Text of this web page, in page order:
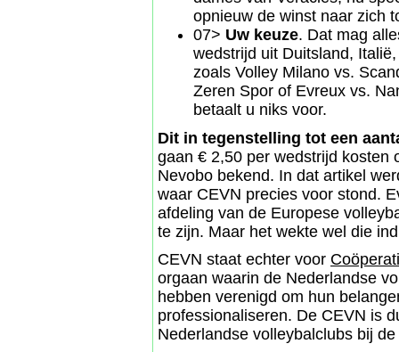
opnieuw de winst naar zich
07> Uw keuze. Dat mag
wedstrijd uit Duitsland,
zoals Volley Milano vs.
Zeren Spor of Evreux vs.
betaalt u niks voor.
Dit in tegenstelling tot een
gaan € 2,50 per wedstrijd kosten
Nevobo bekend. In dat artikel
waar CEVN precies voor stond.
afdeling van de Europese
te zijn. Maar het wekte wel die
CEVN staat echter voor
orgaan waarin de Nederlandse
hebben verenigd om hun
professionaliseren. De CEVN is
Nederlandse volleybalclubs bij